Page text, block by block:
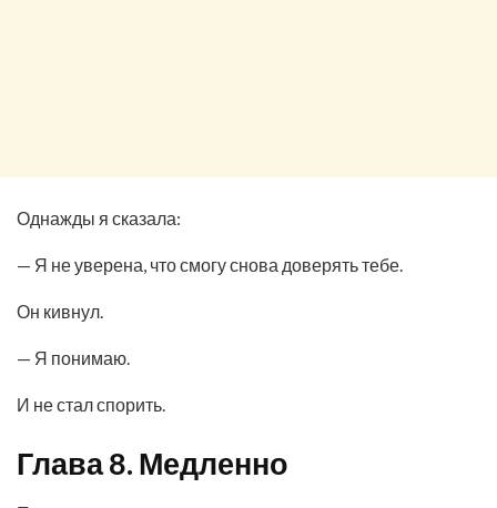
Однажды я сказала:
— Я не уверена, что смогу снова доверять тебе.
Он кивнул.
— Я понимаю.
И не стал спорить.
Глава 8. Медленно